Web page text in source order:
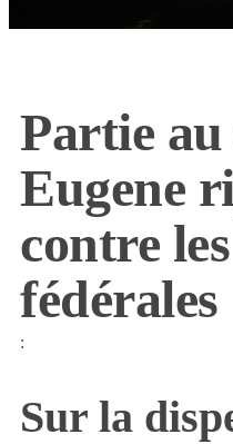
Partie
Eugene
contre
fédérales
:
Sur la